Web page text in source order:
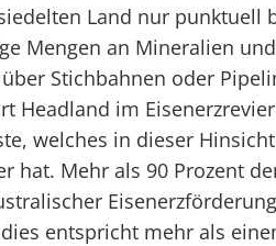
Land nur punktuell
Mengen an Mineralien und
Stichbahnen oder
Headland im
welches in dieser Hinsicht
hat. Mehr als 90 Prozent
entspricht mehr als